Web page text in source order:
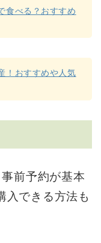
食べる？おすすめ
！おすすめや人気
前予約が基本
入できる方法も